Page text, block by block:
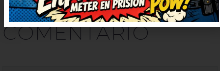
DEJARUN
COMENTARIO